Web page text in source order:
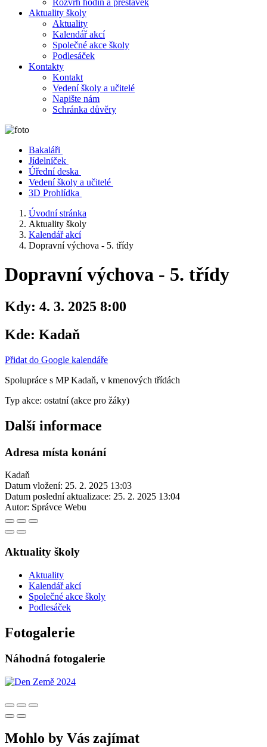
Rozvrh hodin a přestávek
Aktuality školy
Aktuality
Kalendář akcí
Společné akce školy
Podlesáček
Kontakty
Kontakt
Vedení školy a učitelé
Napište nám
Schránka důvěry
Bakaláři
Jídelníček
Úřední deska
Vedení školy a učitelé
3D Prohlídka
Úvodní stránka
Aktuality školy
Kalendář akcí
Dopravní výchova - 5. třídy
Dopravní výchova - 5. třídy
Kdy: 4. 3. 2025 8:00
Kde: Kadaň
Přidat do Google kalendáře
Spolupráce s MP Kadaň, v kmenových třídách
Typ akce: ostatní (akce pro žáky)
Další informace
Adresa místa konání
Kadaň
Datum vložení: 25. 2. 2025 13:03
Datum poslední aktualizace: 25. 2. 2025 13:04
Autor: Správce Webu
Aktuality školy
Aktuality
Kalendář akcí
Společné akce školy
Podlesáček
Fotogalerie
Náhodná fotogalerie
Mohlo by Vás zajímat